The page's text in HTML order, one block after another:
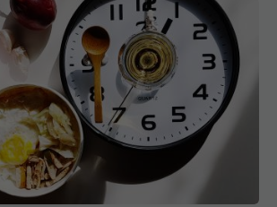
și cum slăbești fără să te
pentru corp și minte